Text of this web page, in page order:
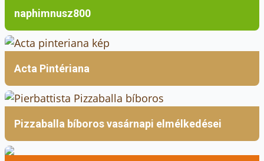
naphimnusz800
Acta Pintériana
Pizzaballa bíboros vasárnapi elmélkedései